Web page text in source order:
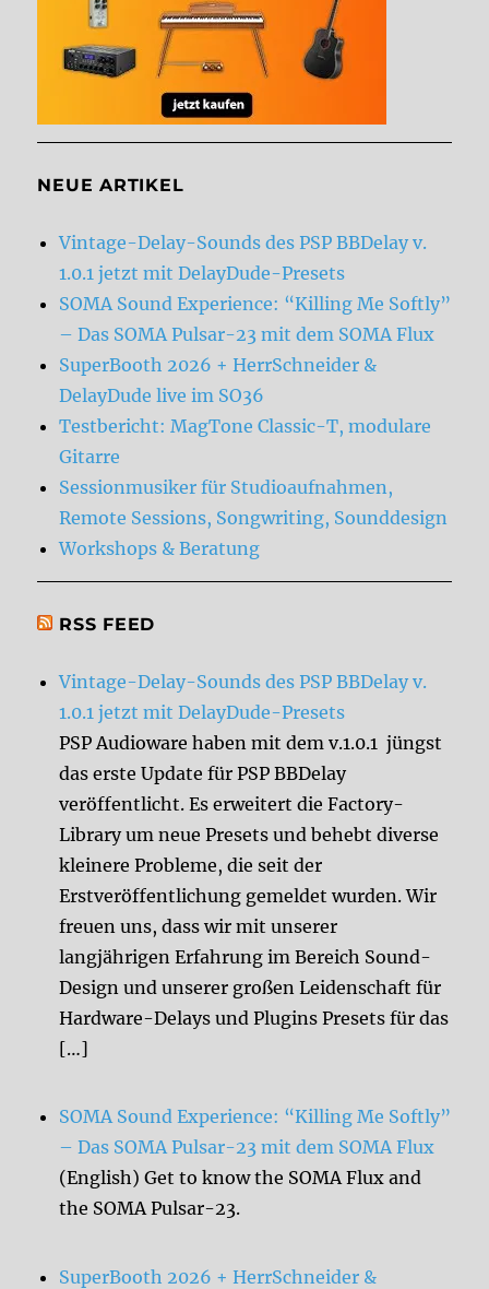
NEUE ARTIKEL
Vintage-Delay-Sounds des PSP BBDelay v.
1.0.1 jetzt mit DelayDude-Presets
SOMA Sound Experience: “Killing Me Softly”
– Das SOMA Pulsar-23 mit dem SOMA Flux
SuperBooth 2026 + HerrSchneider &
DelayDude live im SO36
Testbericht: MagTone Classic-T, modulare
Gitarre
Sessionmusiker für Studioaufnahmen,
Remote Sessions, Songwriting, Sounddesign
Workshops & Beratung
RSS FEED
Vintage-Delay-Sounds des PSP BBDelay v.
1.0.1 jetzt mit DelayDude-Presets
PSP Audioware haben mit dem v.1.0.1 jüngst
das erste Update für PSP BBDelay
veröffentlicht. Es erweitert die Factory-
Library um neue Presets und behebt diverse
kleinere Probleme, die seit der
Erstveröffentlichung gemeldet wurden. Wir
freuen uns, dass wir mit unserer
langjährigen Erfahrung im Bereich Sound-
Design und unserer großen Leidenschaft für
Hardware-Delays und Plugins Presets für das
[…]
SOMA Sound Experience: “Killing Me Softly”
– Das SOMA Pulsar-23 mit dem SOMA Flux
(English) Get to know the SOMA Flux and
the SOMA Pulsar-23.
SuperBooth 2026 + HerrSchneider &